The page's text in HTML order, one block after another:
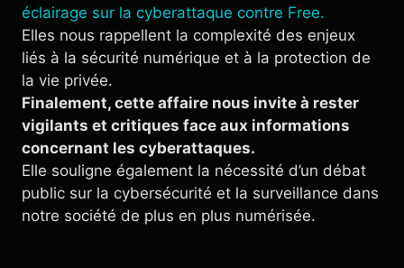
éclairage sur la cyberattaque contre Free.
Elles nous rappellent la complexité des enjeux
liés à la sécurité numérique et à la protection de
la vie privée.
Finalement, cette affaire nous invite à rester
vigilants et critiques face aux informations
concernant les cyberattaques.
Elle souligne également la nécessité d’un débat
public sur la cybersécurité et la surveillance dans
notre société de plus en plus numérisée.